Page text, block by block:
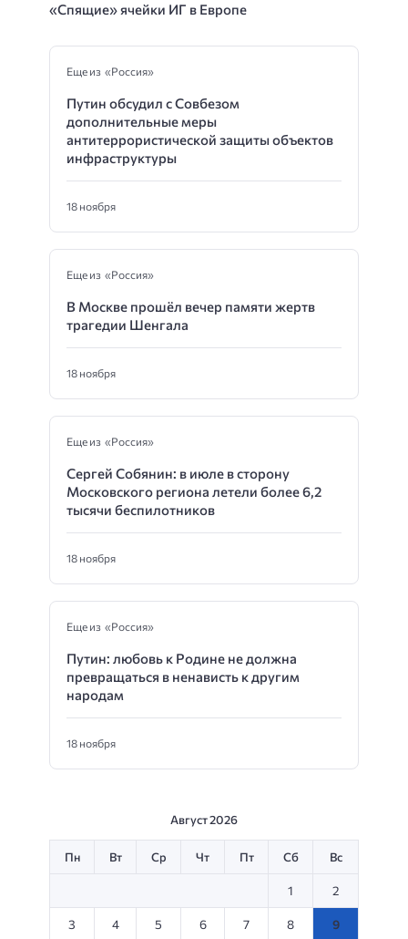
«Спящие» ячейки ИГ в Европе
Еще из «Россия»
Путин обсудил с Совбезом
дополнительные меры
антитеррористической защиты объектов
инфраструктуры
18 ноября
Еще из «Россия»
В Москве прошёл вечер памяти жертв
трагедии Шенгала
18 ноября
Еще из «Россия»
Сергей Собянин: в июле в сторону
Московского региона летели более 6,2
тысячи беспилотников
18 ноября
Еще из «Россия»
Путин: любовь к Родине не должна
превращаться в ненависть к другим
народам
18 ноября
Август 2026
Пн Вт Ср Чт Пт Сб Вс
1 2
3 4 5 6 7 8 9